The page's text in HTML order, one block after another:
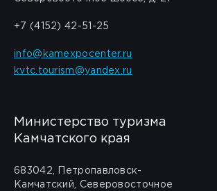
+7 (4152) 42-51-25
info@kamexpocenter.ru
kvtc.tourism@yandex.ru
Министерство туризма
Камчатского края
683042, Петропавловск-
Камчатский, Северовосточное